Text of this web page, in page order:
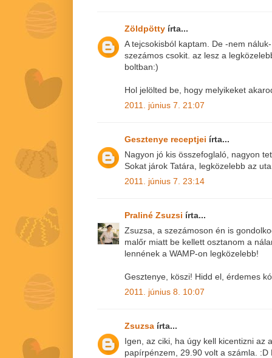
Zöldpötty írta...
A tejcsokisból kaptam. De -nem
szezámos csokit. az lesz a
boltban:)
Hol jelölted be, hogy melyikeket
2011. június 7. 21:07
Gesztenye receptjei írta...
Nagyon jó kis összefoglaló, nagyon
Sokat járok Tatára, legközelebb az
2011. június 7. 23:14
Praliné Zsuzsi írta...
Zsuzsa, a szezámoson én is
malőr miatt be kellett osztanom a
lennének a WAMP-on legközelebb!
Gesztenye, köszi! Hidd el, érdemes
2011. június 8. 10:07
Zsuzsa írta...
Igen, az ciki, ha úgy kell kicentizni az
papírpénzem, 29.90 volt a számla. :D